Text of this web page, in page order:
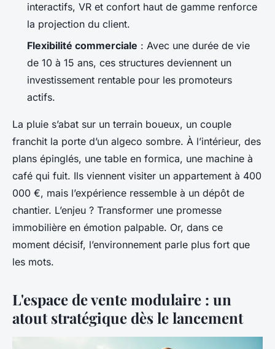
interactifs, VR et confort haut de gamme renforce
la projection du client.
Flexibilité commerciale : Avec une durée de vie
de 10 à 15 ans, ces structures deviennent un
investissement rentable pour les promoteurs
actifs.
La pluie s’abat sur un terrain boueux, un couple
franchit la porte d’un algeco sombre. À l’intérieur, des
plans épinglés, une table en formica, une machine à
café qui fuit. Ils viennent visiter un appartement à 400
000 €, mais l’expérience ressemble à un dépôt de
chantier. L’enjeu ? Transformer une promesse
immobilière en émotion palpable. Or, dans ce
moment décisif, l’environnement parle plus fort que
les mots.
L'espace de vente modulaire : un
atout stratégique dès le lancement